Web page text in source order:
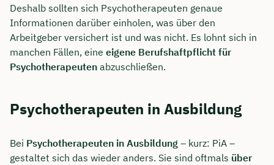
Deshalb sollten sich Psychotherapeuten genaue
Informationen darüber einholen, was über den
Arbeitgeber versichert ist und was nicht. Es lohnt sich in
manchen Fällen, eine eigene Berufshaftpflicht für
Psychotherapeuten abzuschließen.
Psychotherapeuten in Ausbildung
Bei Psychotherapeuten in Ausbildung – kurz: PiA –
gestaltet sich das wieder anders. Sie sind oftmals über